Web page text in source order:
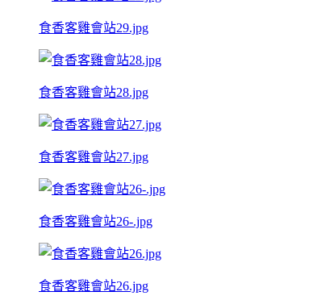
食香客雞會站29.jpg
食香客雞會站28.jpg
食香客雞會站27.jpg
食香客雞會站26-.jpg
食香客雞會站26.jpg